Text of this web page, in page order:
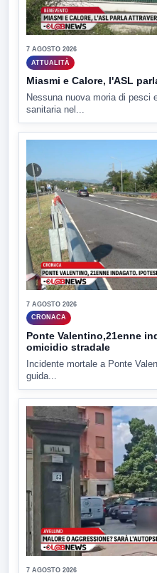
7 AGOSTO 2026
ATTUALITÀ
Miasmi e Calore, l'ASL
Nessuna nuova moria di pesci
sanitaria nel...
7 AGOSTO 2026
CRONACA
Ponte Valentino,21enne
omicidio stradale
Incidente mortale a Ponte
guida...
7 AGOSTO 2026